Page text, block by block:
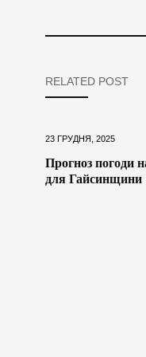
RELATED POST
23 ГРУДНЯ, 2025
Прогноз погоди
для Гайсинщини